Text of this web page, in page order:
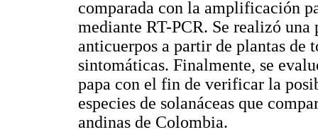
comparada con la amplificación
mediante RT-PCR. Se realizó
anticuerpos a partir de plantas de
sintomáticas. Finalmente, se
papa con el fin de verificar la
especies de solanáceas que
andinas de Colombia.